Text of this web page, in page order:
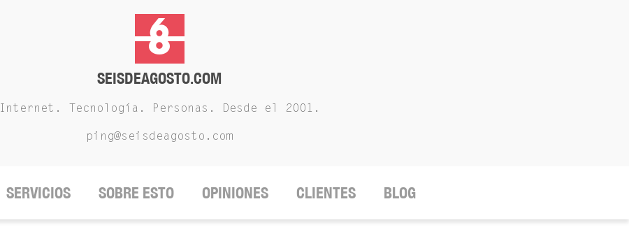
SEISDEAGOSTO.COM
Internet. Tecnología. Personas. Desde el 2001.
ping@seisdeagosto.com
SERVICIOS SOBRE ESTO OPINIONES CLIENTES BLOG